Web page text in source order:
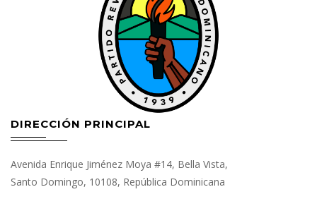
DIRECCIÓN PRINCIPAL
Avenida Enrique Jiménez Moya #14, Bella Vista,
Santo Domingo, 10108, República Dominicana